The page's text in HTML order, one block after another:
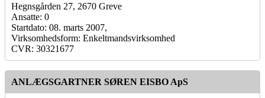
Hegnsgården 27, 2670 Greve
Ansatte: 0
Startdato: 08. marts 2007,
Virksomhedsform: Enkeltmandsvirksomhed
CVR: 30321677
ANLÆGSGARTNER SØREN EISBO ApS